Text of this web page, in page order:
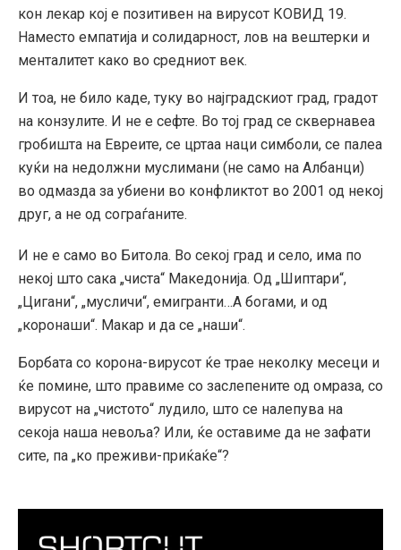
кон лекар кој е позитивен на вирусот КОВИД 19.
Наместо емпатија и солидарност, лов на вештерки и
менталитет како во средниот век.
И тоа, не било каде, туку во најградскиот град, градот
на конзулите. И не е сефте. Во тој град се сквернавеа
гробишта на Евреите, се цртаа наци симболи, се палеа
куќи на недолжни муслимани (не само на Албанци)
во одмазда за убиени во конфликтот во 2001 од некој
друг, а не од сограѓаните.
И не е само во Битола. Во секој град и село, има по
некој што сака „чиста“ Македонија. Од „Шиптари“,
„Цигани“, „мусличи“, емигранти…А богами, и од
„коронаши“. Макар и да се „наши“.
Борбата со корона-вирусот ќе трае неколку месеци и
ќе помине, што правиме со заслепените од омраза, со
вирусот на „чистото“ лудило, што се налепува на
секоја наша невоља? Или, ќе оставиме да не зафати
сите, па „ко преживи-приќаќе“?